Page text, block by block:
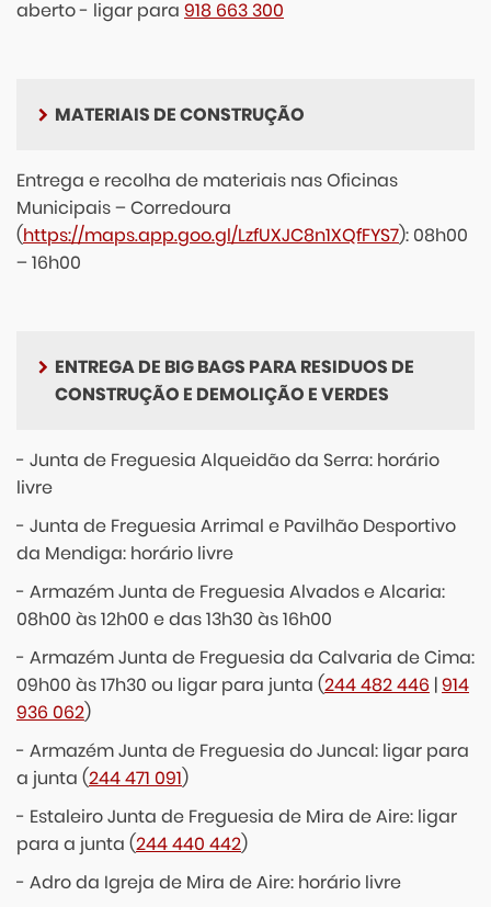
aberto - ligar para 918 663 300
MATERIAIS DE CONSTRUÇÃO
Entrega e recolha de materiais nas Oficinas
Municipais – Corredoura
(https://maps.app.goo.gl/LzfUXJC8n1XQfFYS7): 08h00
– 16h00
ENTREGA DE BIG BAGS PARA RESIDUOS DE
CONSTRUÇÃO E DEMOLIÇÃO E VERDES
- Junta de Freguesia Alqueidão da Serra: horário
livre
- Junta de Freguesia Arrimal e Pavilhão Desportivo
da Mendiga: horário livre
- Armazém Junta de Freguesia Alvados e Alcaria:
08h00 às 12h00 e das 13h30 às 16h00
- Armazém Junta de Freguesia da Calvaria de Cima:
09h00 às 17h30 ou ligar para junta (244 482 446 |914
936 062)
- Armazém Junta de Freguesia do Juncal: ligar para
a junta (244 471 091)
- Estaleiro Junta de Freguesia de Mira de Aire: ligar
para a junta (244 440 442)
- Adro da Igreja de Mira de Aire: horário livre